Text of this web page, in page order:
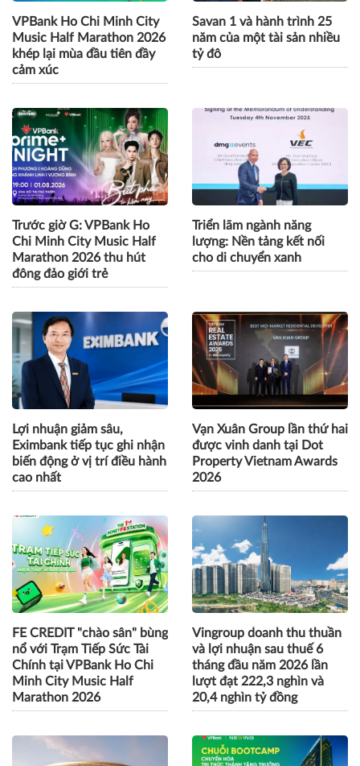
VPBank Ho Chi Minh City
Music Half Marathon 2026
khép lại mùa đầu tiên đầy
cảm xúc
Savan 1 và hành trình 25
năm của một tài sản nhiều
tỷ đô
Trước giờ G: VPBank Ho
Chi Minh City Music Half
Marathon 2026 thu hút
đông đảo giới trẻ
Triển lãm ngành năng
lượng: Nền tảng kết nối
cho di chuyển xanh
Lợi nhuận giảm sâu,
Eximbank tiếp tục ghi nhận
biến động ở vị trí điều hành
cao nhất
Vạn Xuân Group lần thứ hai
được vinh danh tại Dot
Property Vietnam Awards
2026
FE CREDIT "chào sân" bùng
nổ với Trạm Tiếp Sức Tài
Vingroup doanh thu thuần
và lợi nhuận sau thuế 6